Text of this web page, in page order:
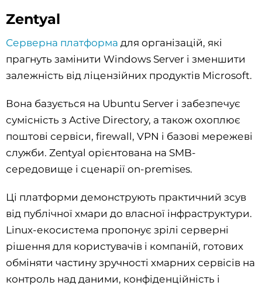
Zentyal
Серверна платформа для організацій, які
прагнуть замінити Windows Server і зменшити
залежність від ліцензійних продуктів Microsoft.
Вона базується на Ubuntu Server і забезпечує
сумісність з Active Directory, а також охоплює
поштові сервіси, firewall, VPN і базові мережеві
служби. Zentyal орієнтована на SMB-
середовище і сценарії on-premises.
Ці платформи демонструють практичний зсув
від публічної хмари до власної інфраструктури.
Linux-екосистема пропонує зрілі серверні
рішення для користувачів і компаній, готових
обміняти частину зручності хмарних сервісів на
контроль над даними, конфіденційність і